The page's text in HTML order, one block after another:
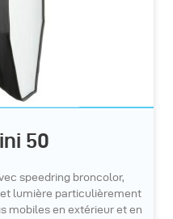
50
speedring broncolor,
lumière particulièrement
mobiles en extérieur et en